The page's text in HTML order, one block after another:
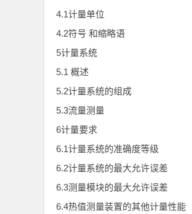
4.1计量单位
4.2符号 和缩略语
5计量系统
5.1 概述
5.2计量系统的组成
5.3流量测量
6计量要求
6.1计量系统的准确度等级
6.2计量系统的最大允许误差
6.3测量模块的最大允许误差
6.4热值测量装置的其他计量性能